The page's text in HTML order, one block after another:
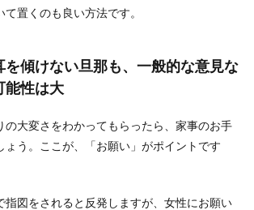
置くのも良い方法です。
を傾けない旦那も、一般的な意見な
能性は大
の大変さをわかってもらったら、家事のお手
ょう。ここが、「お願い」がポイントです
指図をされると反発しますが、女性にお願い